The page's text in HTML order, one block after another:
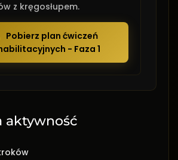
z kręgosłupem.
Pobierz plan ćwiczeń
- Faza 1
aktywność